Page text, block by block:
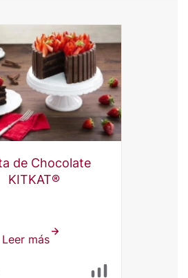
de Chocolate
KITKAT®
Leer mássobre